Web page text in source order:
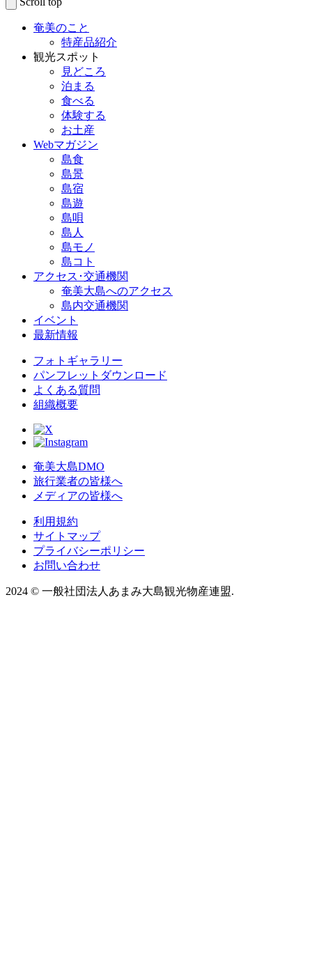
奄美のこと
特産品紹介
観光スポット
見どころ
泊まる
食べる
体験する
お土産
Webマガジン
島食
島景
島宿
島遊
島唄
島人
島モノ
島コト
アクセス･交通機関
奄美大島へのアクセス
島内交通機関
イベント
最新情報
フォトギャラリー
パンフレットダウンロード
よくある質問
組織概要
奄美大島DMO
旅行業者の皆様へ
メディアの皆様へ
利用規約
サイトマップ
プライバシーポリシー
お問い合わせ
2024 © 一般社団法人あまみ大島観光物産連盟.